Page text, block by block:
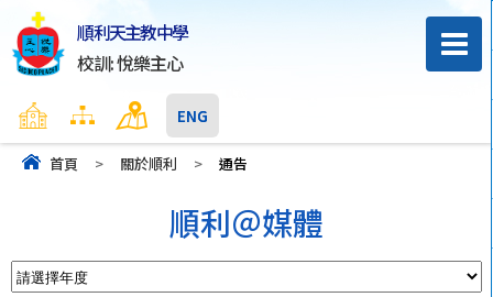
順利天主教中學
校訓: 悅樂主心
主頁 網頁地圖 聯絡我們
ENG
首頁 > 關於順利 > 通告
順利＠媒體